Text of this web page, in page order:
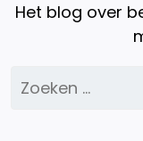
Het blog over
Zoeken
naar: